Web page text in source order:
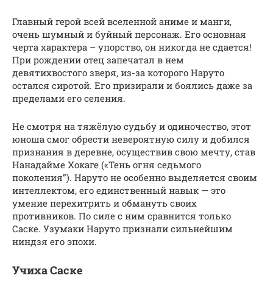
Главный герой всей вселенной аниме и манги,
очень шумный и буйный персонаж. Его основная
черта характера – упорство, он никогда не сдается!
При рождении отец запечатал в нем
девятихвостого зверя, из-за которого Наруто
остался сиротой. Его призирали и боялись даже за
пределами его селения.
Не смотря на тяжёлую судьбу и одиночество, этот
юноша смог обрести невероятную силу и добился
признания в деревне, осуществив свою мечту, став
Нанадайме Хокаге («Тень огня седьмого
поколения”). Наруто не особенно выделяется своим
интеллектом, его единственный навык — это
умение перехитрить и обмануть своих
противников. По силе с ним сравнится только
Саске. Узумаки Наруто признали сильнейшим
ниндзя его эпохи.
Учиха Саске